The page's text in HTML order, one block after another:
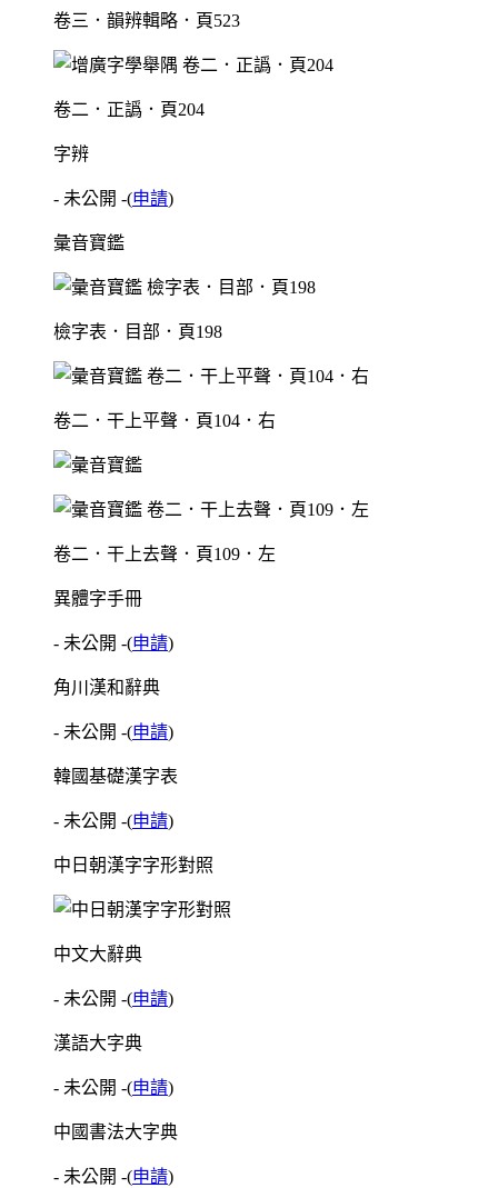
卷三．韻辨輯略．頁523
卷二．正譌．頁204
字辨
- 未公開 -(申請)
彙音寶鑑
檢字表．目部．頁198
卷二．干上平聲．頁104．右
卷二．干上去聲．頁109．左
異體字手冊
- 未公開 -(申請)
角川漢和辭典
- 未公開 -(申請)
韓國基礎漢字表
- 未公開 -(申請)
中日朝漢字字形對照
中文大辭典
- 未公開 -(申請)
漢語大字典
- 未公開 -(申請)
中國書法大字典
- 未公開 -(申請)